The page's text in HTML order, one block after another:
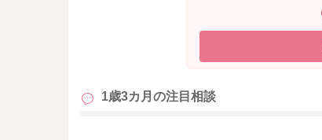
1歳3カ月の注目相談